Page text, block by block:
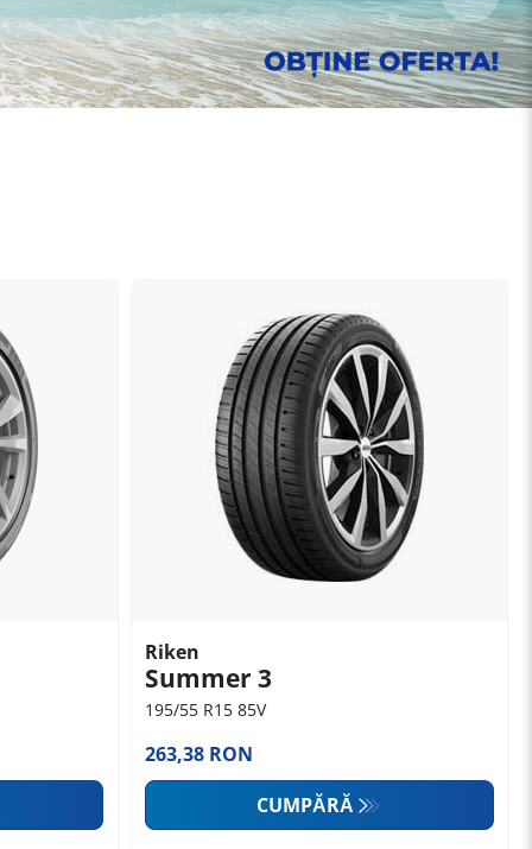
Riken
Summer 3
195/55 R15 85V
263,38 RON
CUMPĂRĂ